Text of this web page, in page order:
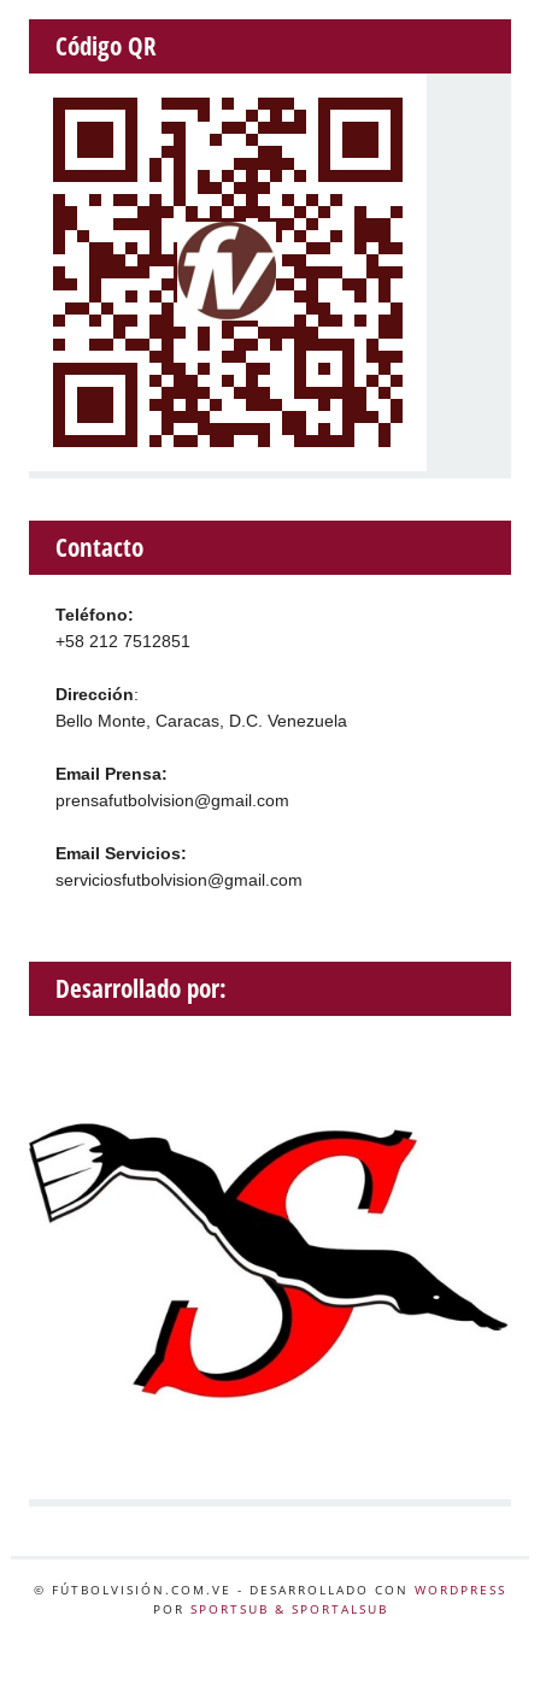
Código QR
Contacto
Teléfono:
+58 212 7512851
Dirección:
Bello Monte, Caracas, D.C. Venezuela
Email Prensa:
prensafutbolvision@gmail.com
Email Servicios:
serviciosfutbolvision@gmail.com
Desarrollado por:
© FÚTBOLVISIÓN.COM.VE - DESARROLLADO CON WORDPRESS
POR SPORTSUB & SPORTALSUB